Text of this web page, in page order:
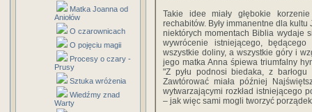
Matka Joanna od
Aniołów
O czarownicach
O pojęciu magii
Procesy o czary -
Prusy
Sztuka wróżenia
Wiedźmy znad
Warty
Takie idee miały głębokie
rechabitów. Były immanentne dla
niektórych momentach Biblia wydaje
wywrócenie istniejącego,
wszystkie doliny, a wszystkie góry i
jego matka Anna śpiewa triumfalny
"Z pyłu podnosi biedaka, z
Zawtórować miała później
wytwarzającymi rozkład istniejącego
– jak więc sami mogli tworzyć